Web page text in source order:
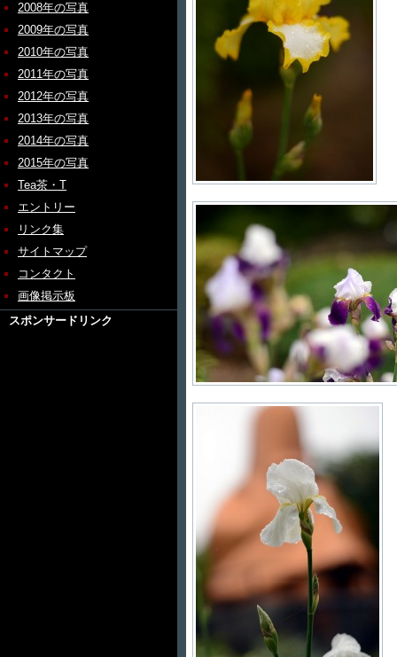
2008年の写真
2009年の写真
2010年の写真
2011年の写真
2012年の写真
2013年の写真
2014年の写真
2015年の写真
Tea茶・T
エントリー
リンク集
サイトマップ
コンタクト
画像掲示板
スポンサードリンク